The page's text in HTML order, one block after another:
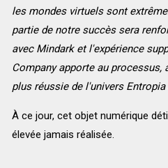
les mondes virtuels sont
partie de notre succès sera
avec Mindark et l'expérience
Company apporte au processus,
plus réussie de l'univers
À ce jour, cet objet numérique
élevée jamais réalisée.